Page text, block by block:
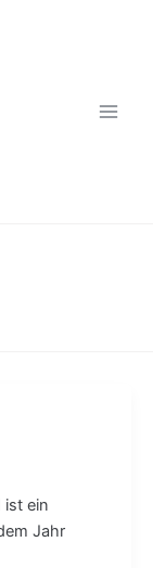
ist ein
Jahr